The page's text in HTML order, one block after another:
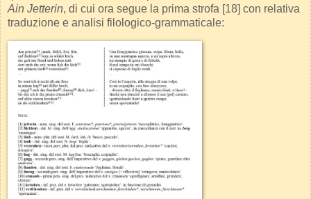
Ain Jetterin, di cui ora segue la prima strofa [18] con relativa
traduzione e analisi filologico-grammaticale: